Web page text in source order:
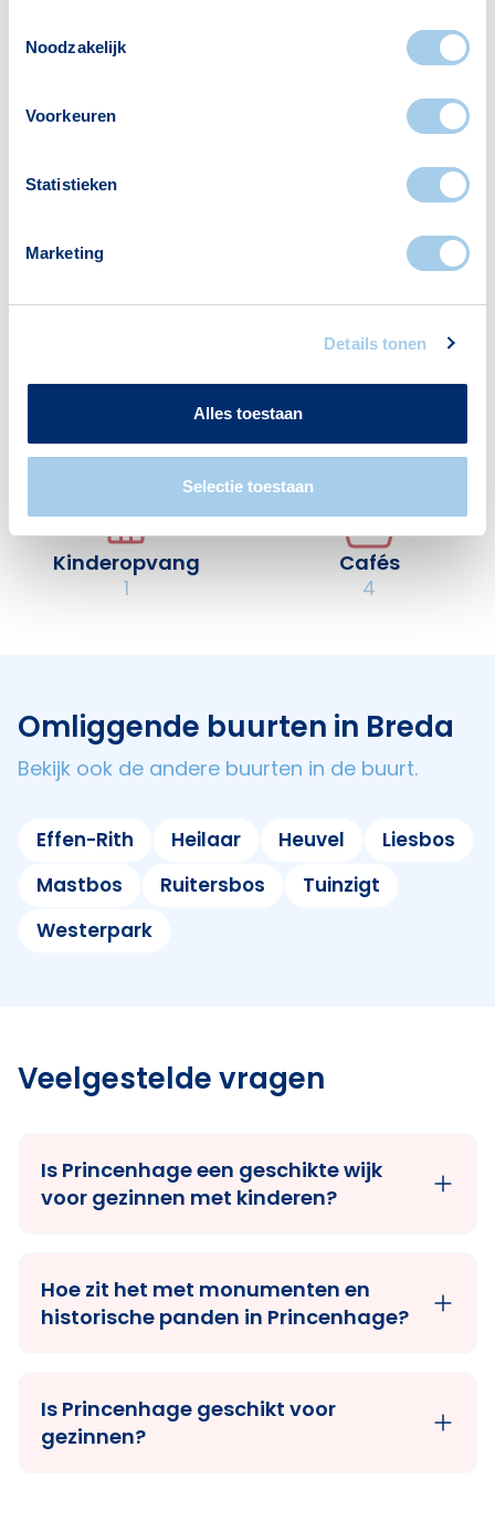
Noodzakelijk
Voorkeuren
Statistieken
Marketing
Details tonen
Alles toestaan
Selectie toestaan
Supermarkten
Banken Restaurants
2 1
Kinderopvang
1
Cafés
4
Omliggende buurten in Breda
Bekijk ook de andere buurten in de buurt.
Effen-Rith Heilaar Heuvel
Liesbos
Mastbos
Ruitersbos
Tuinzigt
Westerpark
Veelgestelde vragen
Is Princenhage een geschikte wijk
voor gezinnen met kinderen?
Hoe zit het met monumenten en
historische panden in Princenhage?
Is Princenhage geschikt voor
gezinnen?